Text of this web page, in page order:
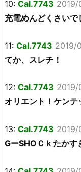
10: Cal.7743 2019/
充電めんどくさいで
11: Cal.7743 2019/
てか、スレチ！
12: Cal.7743 2019/
オリエント！ケンテ
13: Cal.7743 2019/
GーSHOＣｋたかす